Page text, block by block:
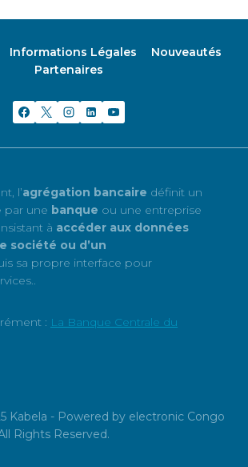
Informations Légales
Nouveautés
Partenaires
l’agrégation bancaire définit un
par une banque ou une entreprise
à accéder aux données
société ou d’un
sa propre interface pour
: La Banque Centrale du
Kabela - Powered by electronic Congo
Rights Reserved.